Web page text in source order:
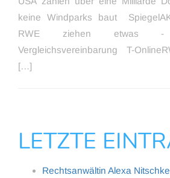
keine Windparks baut
RWE ziehen etwas -
Vergleichsvereinbarung T-
[…]
LETZTE
Rechtsanwältin Alexa Nitschke